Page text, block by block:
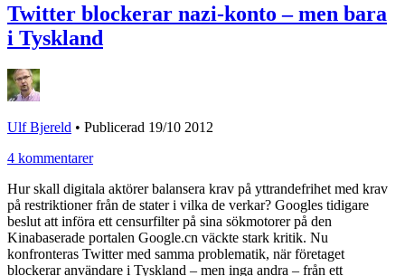
Twitter blockerar nazi-konto – men bara
i Tyskland
Ulf Bjereld • Publicerad 19/10 2012
4 kommentarer
Hur skall digitala aktörer balansera krav på yttrandefrihet med krav
på restriktioner från de stater i vilka de verkar? Googles tidigare
beslut att införa ett censurfilter på sina sökmotorer på den
Kinabaserade portalen Google.cn väckte stark kritik. Nu
konfronteras Twitter med samma problematik, när företaget
blockerar användare i Tyskland – men inga andra – från ett